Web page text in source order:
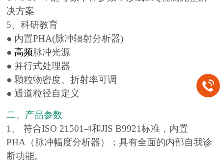
决方案
5、科研教育
● 内置PHA(脉冲辐射分析器)
●高频脉冲光源
● 并行式处理器
● 颗粒物密度、折射率可调
● 通道粒径自定义
二、产品参数
1、 符合ISO 21501-4和JIS B9921标准，内置
PHA（脉冲幅度分析器）；具有全面的内部自我诊
断功能。